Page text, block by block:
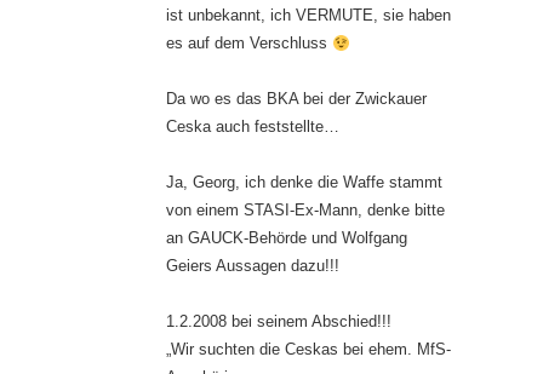
ist unbekannt, ich VERMUTE, sie haben
es auf dem Verschluss
Da wo es das BKA bei der Zwickauer
Ceska auch feststellte…
Ja, Georg, ich denke die Waffe stammt
von einem STASI-Ex-Mann, denke bitte
an GAUCK-Behörde und Wolfgang
Geiers Aussagen dazu!!!
1.2.2008 bei seinem Abschied!!!
„Wir suchten die Ceskas bei ehem. MfS-